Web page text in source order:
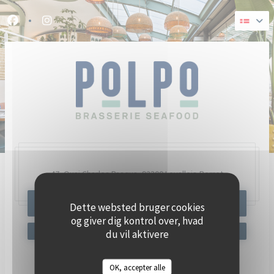
CCookie-styringspanel
Dette websted bruger cookies
og giver dig kontrol over, hvad
du vil aktivere
OK, accepter alle
Facebook ((åbner i et nyt vindue))
Instagram ((åbner i et nyt vindue))
47, Quai Charles Pasqua,92300 Levallois-Perret
BOOK ET BORD
Hold dig opdateret